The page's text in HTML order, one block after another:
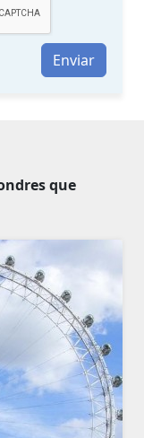
Enviar
que